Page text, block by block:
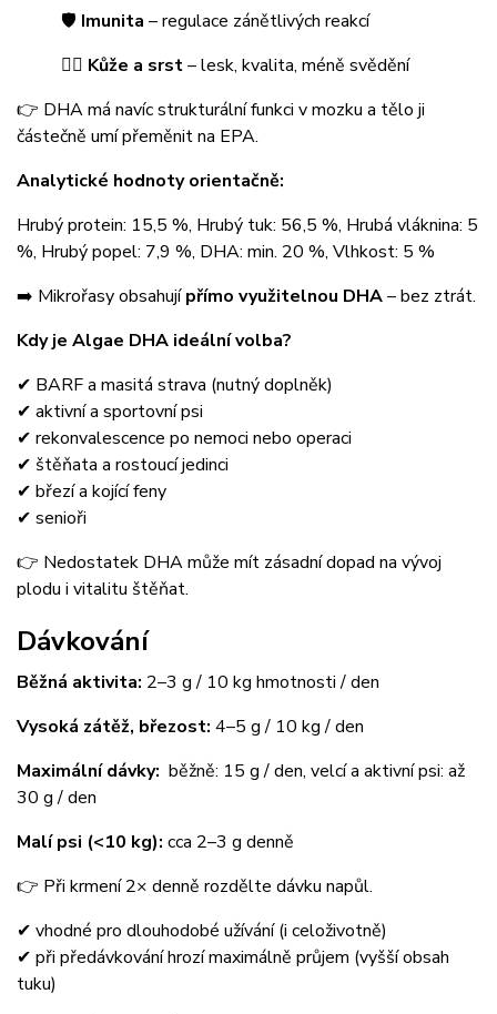
🛡 Imunita – regulace zánětlivých reakcí
🐕‍🦺 Kůže a srst– lesk, kvalita, méně svědění
👉 DHA má navíc strukturální funkci v mozku a tělo ji
částečně umí přeměnit na EPA.
Analytické hodnoty orientačně:
Hrubý protein: 15,5 %, Hrubý tuk: 56,5 %, Hrubá vláknina: 5
%, Hrubý popel: 7,9 %, DHA: min. 20 %, Vlhkost: 5 %
➡️ Mikrořasy obsahujípřímo využitelnou DHA– bez ztrát.
Kdy je Algae DHA ideální volba?
✔ BARF a masitá strava (nutný doplněk)
✔ aktivní a sportovní psi
✔ rekonvalescence po nemoci nebo operaci
✔ štěňata a rostoucí jedinci
✔ březí a kojící feny
✔ senioři
👉 Nedostatek DHA může mít zásadní dopad na vývoj
plodu i vitalitu štěňat.
Dávkování
Běžná aktivita: 2–3 g / 10 kg hmotnosti / den
Vysoká zátěž, březost: 4–5 g / 10 kg / den
Maximální dávky: běžně: 15 g / den, velcí a aktivní psi: až
30 g / den
Malí psi (<10 kg): cca 2–3 g denně
👉 Při krmení 2× denně rozdělte dávku napůl.
✔ vhodné pro dlouhodobé užívání (i celoživotně)
✔ při předávkování hrozí maximálně průjem (vyšší obsah
tuku)